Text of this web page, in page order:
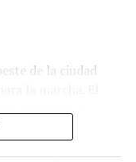
de (no)
que lo
de la ciudad
que será una